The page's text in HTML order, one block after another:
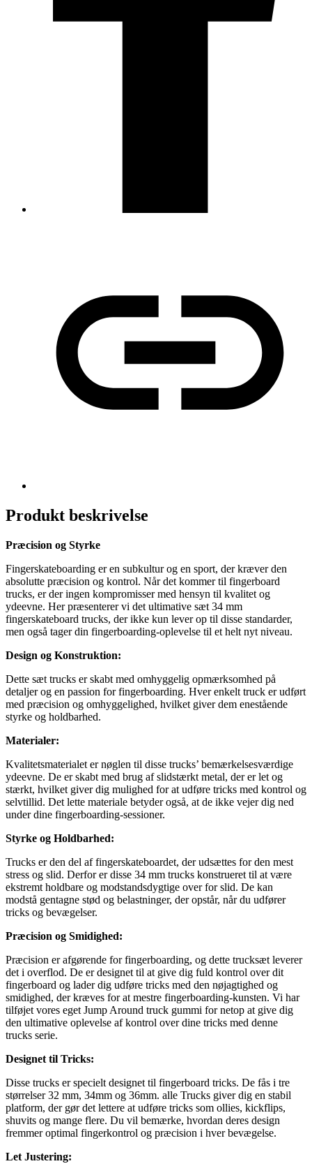
Produkt beskrivelse
Præcision og Styrke
Fingerskateboarding er en subkultur og en sport, der kræver den
absolutte præcision og kontrol. Når det kommer til fingerboard
trucks, er der ingen kompromisser med hensyn til kvalitet og
ydeevne. Her præsenterer vi det ultimative sæt 34 mm
fingerskateboard trucks, der ikke kun lever op til disse standarder,
men også tager din fingerboarding-oplevelse til et helt nyt niveau.
Design og Konstruktion:
Dette sæt trucks er skabt med omhyggelig opmærksomhed på
detaljer og en passion for fingerboarding. Hver enkelt truck er udført
med præcision og omhyggelighed, hvilket giver dem enestående
styrke og holdbarhed.
Materialer:
Kvalitetsmaterialet er nøglen til disse trucks’ bemærkelsesværdige
ydeevne. De er skabt med brug af slidstærkt metal, der er let og
stærkt, hvilket giver dig mulighed for at udføre tricks med kontrol og
selvtillid. Det lette materiale betyder også, at de ikke vejer dig ned
under dine fingerboarding-sessioner.
Styrke og Holdbarhed:
Trucks er den del af fingerskateboardet, der udsættes for den mest
stress og slid. Derfor er disse 34 mm trucks konstrueret til at være
ekstremt holdbare og modstandsdygtige over for slid. De kan
modstå gentagne stød og belastninger, der opstår, når du udfører
tricks og bevægelser.
Præcision og Smidighed:
Præcision er afgørende for fingerboarding, og dette trucksæt leverer
det i overflod. De er designet til at give dig fuld kontrol over dit
fingerboard og lader dig udføre tricks med den nøjagtighed og
smidighed, der kræves for at mestre fingerboarding-kunsten. Vi har
tilføjet vores eget Jump Around truck gummi for netop at give dig
den ultimative oplevelse af kontrol over dine tricks med denne
trucks serie.
Designet til Tricks:
Disse trucks er specielt designet til fingerboard tricks. De fås i tre
størrelser 32 mm, 34mm og 36mm. alle Trucks giver dig en stabil
platform, der gør det lettere at udføre tricks som ollies, kickflips,
shuvits og mange flere. Du vil bemærke, hvordan deres design
fremmer optimal fingerkontrol og præcision i hver bevægelse.
Let Justering: